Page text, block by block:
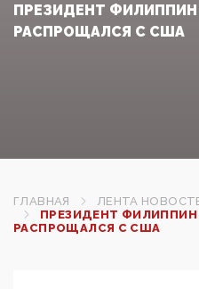
ПРЕЗИДЕНТ
РАСПРОЩАЛСЯ С США
ГЛАВНАЯ
ЛЕНТА
ПРЕЗИДЕНТ
РАСПРОЩАЛСЯ С США